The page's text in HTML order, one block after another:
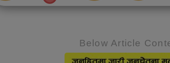
Below Article